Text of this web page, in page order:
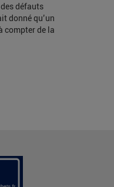
défauts
donné qu’un
compter de la